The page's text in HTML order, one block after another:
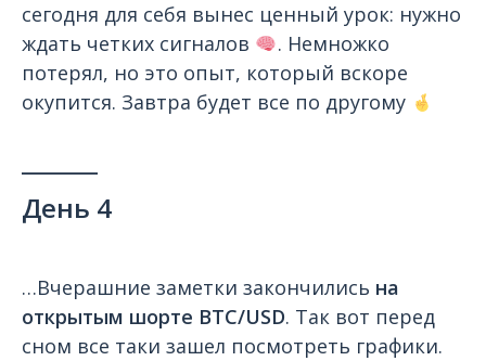
сегодня для себя вынес ценный урок: нужно
ждать четких сигналов
. Немножко
потерял, но это опыт, который вскоре
окупится. Завтра будет все по другому
​​День 4
…Вчерашние заметки закончились на
открытым шорте BTC/USD. Так вот перед
сном все таки зашел посмотреть графики.